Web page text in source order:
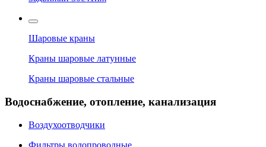
Шаровые краны
Краны шаровые латунные
Краны шаровые стальные
Водоснабжение, отопление, канализация
Воздухоотводчики
Фильтры водопроводные